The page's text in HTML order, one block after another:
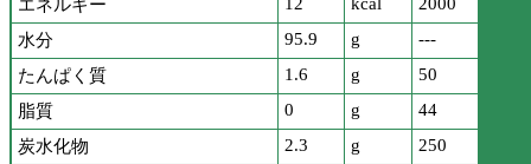
エネルギー
12 kcal
2000
水分
95.9 g
---
たんぱく質
1.6 g
50
脂質
0 g
44
炭水化物
2.3 g
250